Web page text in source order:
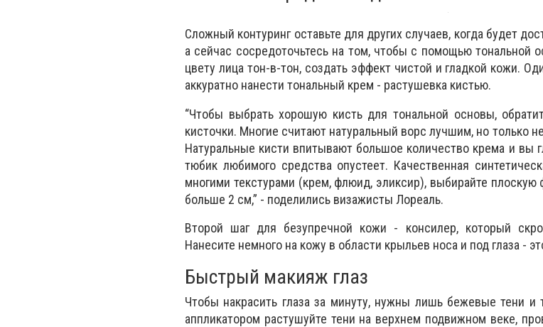
Сложный контуринг оставьте для других случаев, когда будет
а сейчас сосредоточьтесь на том, чтобы с помощью тональной
цвету лица тон-в-тон, создать эффект чистой и гладкой кожи.
аккуратно нанести тональный крем - растушевка кистью.
“Чтобы выбрать хорошую кисть для тональной основы,
кисточки. Многие считают натуральный ворс лучшим, но только
Натуральные кисти впитывают большое количество крема и вы
тюбик любимого средства опустеет. Качественная
многими текстурами (крем, флюид, эликсир), выбирайте
больше 2 см,” - поделились визажисты Лореаль.
Второй шаг для безупречной кожи - консилер, который
Нанесите немного на кожу в области крыльев носа и под глаза -
Быстрый макияж глаз
Чтобы накрасить глаза за минуту, нужны лишь бежевые тени
аппликатором растушуйте тени на верхнем подвижном веке,